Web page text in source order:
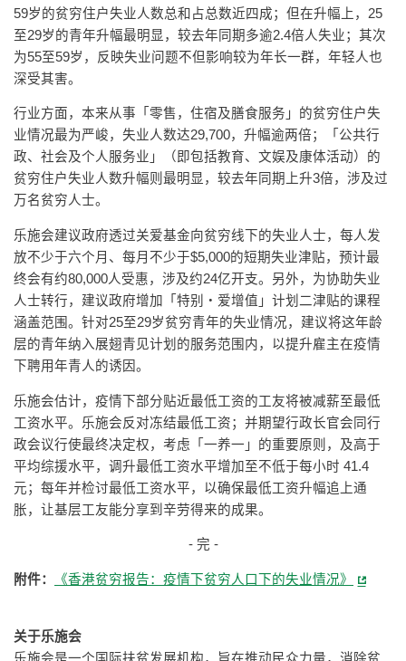
59岁的贫穷住户失业人数总和占总数近四成；但在升幅上，25
至29岁的青年升幅最明显，较去年同期多逾2.4倍人失业；其次
为55至59岁，反映失业问题不但影响较为年长一群，年轻人也
深受其害。
行业方面，本来从事「零售，住宿及膳食服务」的贫穷住户失
业情况最为严峻，失业人数达29,700，升幅逾两倍；「公共行
政、社会及个人服务业」（即包括教育、文娱及康体活动）的
贫穷住户失业人数升幅则最明显，较去年同期上升3倍，涉及过
万名贫穷人士。
乐施会建议政府透过关爱基金向贫穷线下的失业人士，每人发
放不少于六个月、每月不少于$5,000的短期失业津贴，预计最
终会有约80,000人受惠，涉及约24亿开支。另外，为协助失业
人士转行，建议政府增加「特别・爱增值」计划二津贴的课程
涵盖范围。针对25至29岁贫穷青年的失业情况，建议将这年龄
层的青年纳入展翅青见计划的服务范围内，以提升雇主在疫情
下聘用年青人的诱因。
乐施会估计，疫情下部分贴近最低工资的工友将被减薪至最低
工资水平。乐施会反对冻结最低工资；并期望行政长官会同行
政会议行使最终决定权，考虑「一养一」的重要原则，及高于
平均综援水平，调升最低工资水平增加至不低于每小时 41.4
元；每年并检讨最低工资水平，以确保最低工资升幅追上通
胀，让基层工友能分享到辛劳得来的成果。
- 完 -
附件： 《香港贫穷报告：疫情下贫穷人口下的失业情况》
关于乐施会
乐施会是一个国际扶贫发展机构，旨在推动民众力量，消除贫